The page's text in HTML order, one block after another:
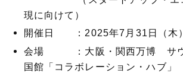
現に向けて）
開催日 ：2025年7月31日（木）
会場 ：大阪・関西万博 サウ
国館「コラボレーション・ハブ」